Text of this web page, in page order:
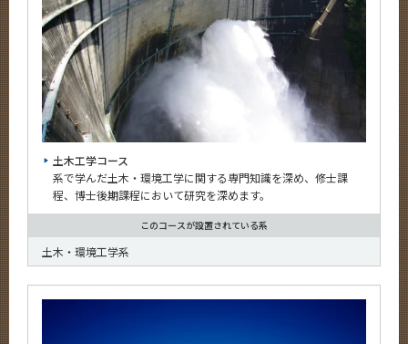
土木工学コース
系で学んだ土木・環境工学に関する専門知識を深め、修士課
程、博士後期課程において研究を深めます。
このコースが設置されている系
土木・環境工学系